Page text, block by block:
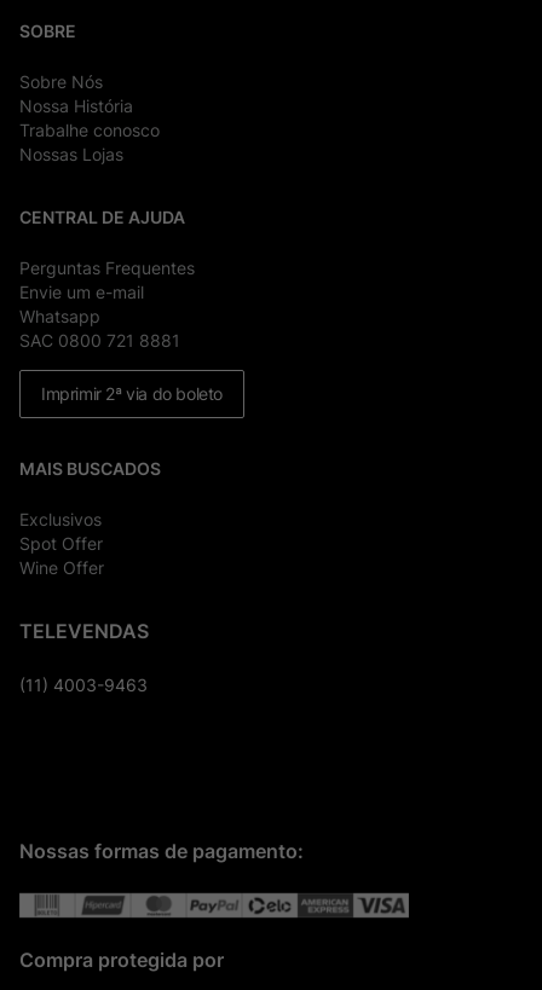
SOBRE
Sobre Nós
Nossa História
Trabalhe conosco
Nossas Lojas
CENTRAL DE AJUDA
Perguntas Frequentes
Envie um e-mail
Whatsapp
SAC 0800 721 8881
Imprimir 2ª via do boleto
MAIS BUSCADOS
Exclusivos
Spot Offer
Wine Offer
TELEVENDAS
(11) 4003-9463
Nossas formas de pagamento:
Compra protegida por